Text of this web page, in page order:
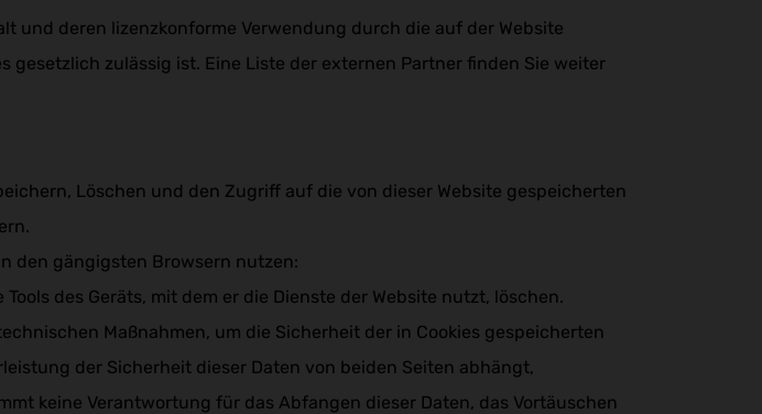
und deren lizenzkonforme Verwendung durch die auf der Website
zulässig ist. Eine Liste der externen Partner finden Sie weiter
Löschen und den Zugriff auf die von dieser Website gespeicherten
den gängigsten Browsern nutzen:
des Geräts, mit dem er die Dienste der Website nutzt, löschen.
Maßnahmen, um die Sicherheit der in Cookies gespeicherten
der Sicherheit dieser Daten von beiden Seiten abhängt,
keine Verantwortung für das Abfangen dieser Daten, das Vortäuschen